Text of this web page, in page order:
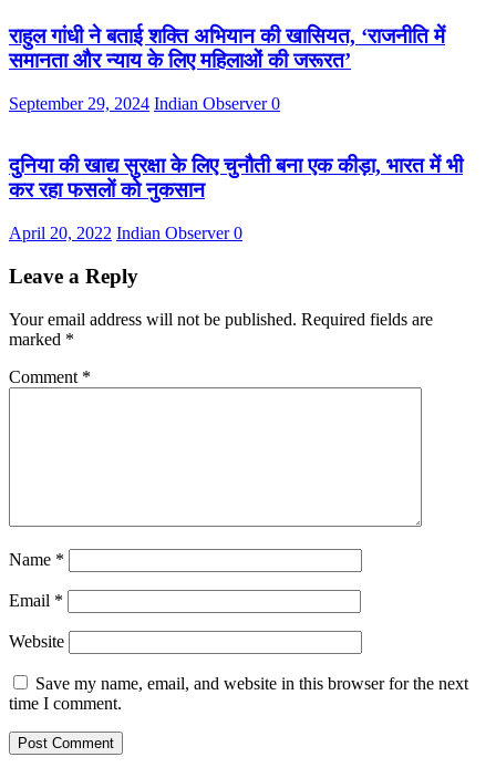
राहुल गांधी ने बताई शक्ति अभियान की खासियत, ‘राजनीति में
समानता और न्याय के लिए महिलाओं की जरूरत’
September 29, 2024 Indian Observer0
दुनिया की खाद्य सुरक्षा के लिए चुनौती बना एक कीड़ा, भारत में भी
कर रहा फसलों को नुकसान
April 20, 2022 Indian Observer0
Leave a Reply
Your email address will not be published. Required fields are
marked *
Comment *
Name *
Email *
Website
Save my name, email, and website in this browser for the next
time I comment.